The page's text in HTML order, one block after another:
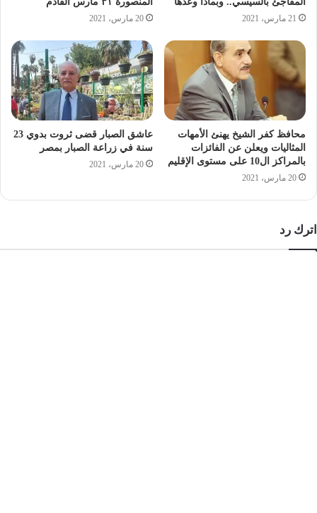
21 مارس، 2021 20 مارس، 2021
محافظ كفر الشيخ يهنئ الأمهات
المثاليات ويعلن عن الفائزات
بالمراكز ال10 على مستوى الإقليم
20 مارس، 2021
عاشق الصبار قضى ثروت بدوي 23
سنة في زراعة الصبار بمصر
20 مارس، 2021
اترك رد